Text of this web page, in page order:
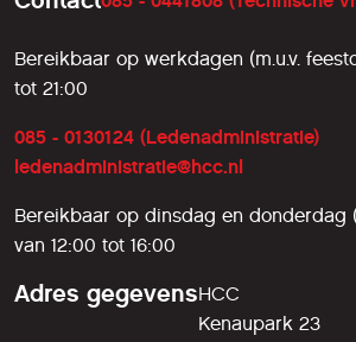
Bereikbaar op werkdagen (m.u.v.
tot 21:00
085 - 0130124 (Ledenadministratie)
ledenadministratie@hcc.nl
Bereikbaar op dinsdag en donderdag
van 12:00 tot 16:00
Adres gegevensHCC
Kenaupark 23